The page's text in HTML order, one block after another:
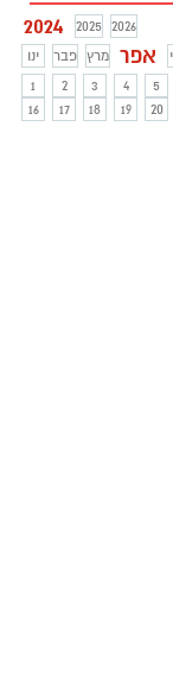
שתוכלו לתרום
2024 2025
2026
ינו
פבר מרץ אפר
1
2 3 4 5
16
17 18 19 20